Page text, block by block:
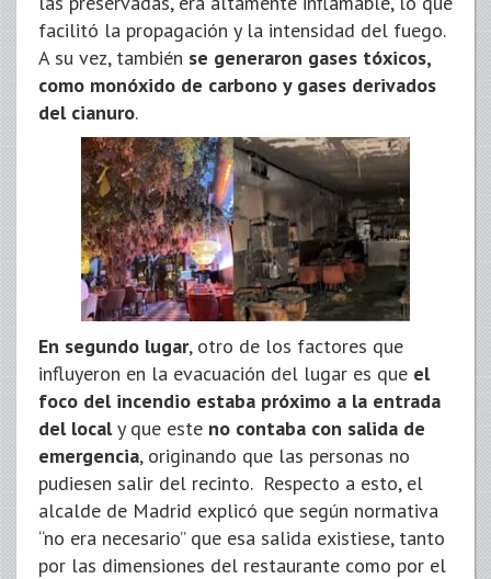
facilitó la propagación y la intensidad del fuego.
A su vez, también se generaron gases tóxicos,
como monóxido de carbono y gases derivados
del cianuro.
En segundo lugar, otro de los factores que
influyeron en la evacuación del lugar es que el
foco del incendio estaba próximo a la entrada
del localy que este no contaba con salida de
emergencia, originando que las personas no
pudiesen salir del recinto. Respecto a esto, el
alcalde de Madrid explicó que según normativa
“no era necesario” que esa salida existiese, tanto
por las dimensiones del restaurante como por el